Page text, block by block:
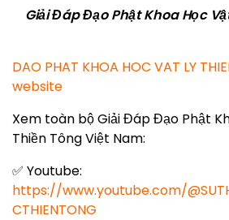
Giải Đáp Đạo Phật Khoa Học
DAO PHAT KHOA HOC VAT LY
website
Xem toàn bộ Giải Đáp Đạo Phật
Thiền Tông Việt Nam:
✅ Youtube:
https://www.youtube.com/
CTHIENTONG